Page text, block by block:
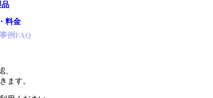
品
料金
事例FAQ
、
ます。